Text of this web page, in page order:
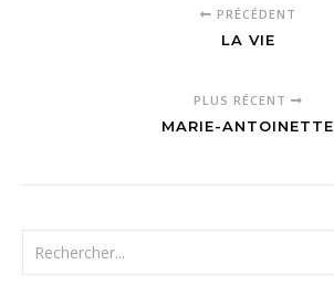
PRÉCÉDENT
LA VIE
PLUS RÉCENT
MARIE-ANTOINETTE